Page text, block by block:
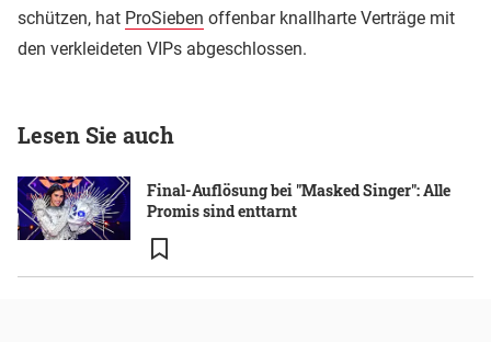
schützen, hat ProSieben offenbar knallharte Verträge mit
den verkleideten VIPs abgeschlossen.
Lesen Sie auch
Final-Auflösung bei "Masked Singer": Alle
Promis sind enttarnt